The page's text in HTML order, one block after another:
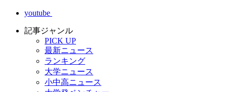
youtube
記事ジャンル
PICK UP
最新ニュース
ランキング
大学ニュース
小中高ニュース